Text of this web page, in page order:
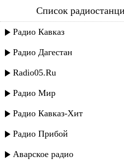
штул группа - мулейли
Список
Радио Кавказ
Радио Дагестан
Radio05.Ru
Радио Мир
Радио Кавказ-Хит
Радио Прибой
Аварское радио
Штул группа - Мулейли
Штул группа - Лезгинка